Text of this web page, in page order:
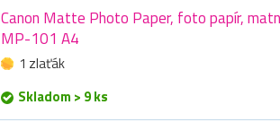
Canon Matte Photo Paper, foto papír,
MP-101 A4
1 zlaťák
Skladom > 9 ks